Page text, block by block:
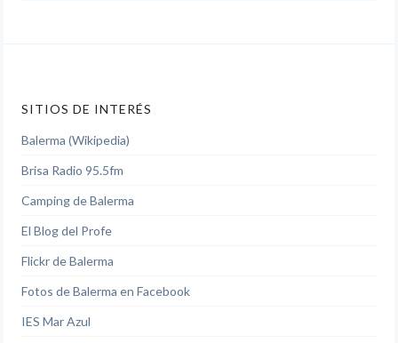
SITIOS DE INTERÉS
Balerma (Wikipedia)
Brisa Radio 95.5fm
Camping de Balerma
El Blog del Profe
Flickr de Balerma
Fotos de Balerma en Facebook
IES Mar Azul